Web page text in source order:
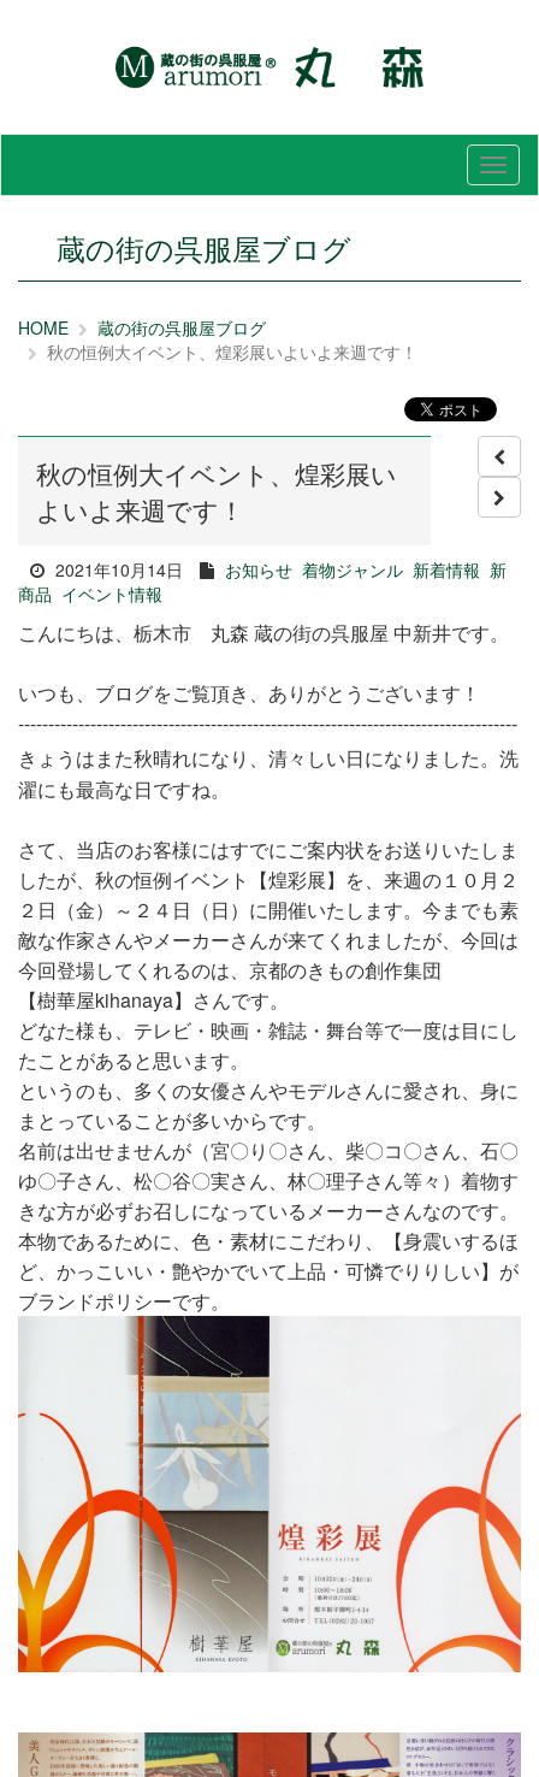
メ
ニ
蔵の街の呉服屋ブログ
HOME
蔵の街の呉服屋ブログ
秋の恒例大イベント、煌彩展いよいよ来週です！
秋の恒例大イベント、煌彩展い
よいよ来週です！
2021年10月14日 お知らせ 着物ジャンル 新着情報 新
商品 イベント情報
こんにちは、栃木市 丸森 蔵の街の呉服屋 中新井です。
いつも、ブログをご覧頂き、ありがとうございます！
-----------------------------------------------------------------------------------
きょうはまた秋晴れになり、清々しい日になりました。洗
濯にも最高な日ですね。
さて、当店のお客様にはすでにご案内状をお送りいたしま
したが、秋の恒例イベント【煌彩展】を、来週の１０月２
２日（金）～２４日（日）に開催いたします。今までも素
敵な作家さんやメーカーさんが来てくれましたが、今回は
今回登場してくれるのは、京都のきもの創作集団
【樹華屋kihanaya】さんです。
どなた様も、テレビ・映画・雑誌・舞台等で一度は目にし
たことがあると思います。
というのも、多くの女優さんやモデルさんに愛され、身に
まとっていることが多いからです。
名前は出せませんが（宮〇り〇さん、柴〇コ〇さん、石〇
ゆ〇子さん、松〇谷〇実さん、林〇理子さん等々）着物す
きな方が必ずお召しになっているメーカーさんなのです。
本物であるために、色・素材にこだわり、【身震いするほ
ど、かっこいい・艶やかでいて上品・可憐でりりしい】が
ブランドポリシーです。